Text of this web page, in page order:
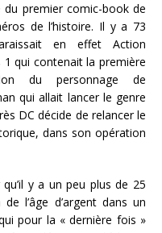
du premier comic-book de
de l’histoire. Il y a 73
en effet Action
1 qui contenait la première
du personnage de
qui allait lancer le genre
DC décide de relancer le
dans son opération
y a un peu plus de 25
l’âge d’argent dans un
pour la « dernière fois »